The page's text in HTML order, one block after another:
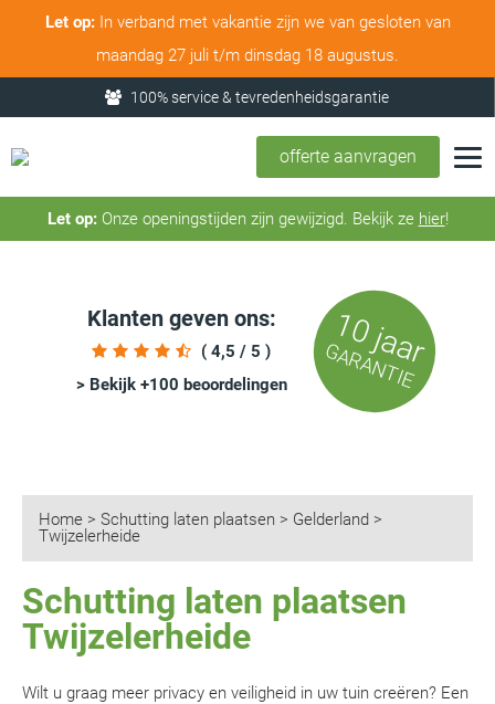
Let op:In verband met vakantie zijn we van gesloten van
maandag 27 juli t/m dinsdag 18 augustus.
Nederland & België
offerte aanvragen
Let op:Onze openingstijden zijn gewijzigd. Bekijk ze hier!
Klanten geven ons:
( 4,5 / 5 )
> Bekijk +100 beoordelingen
10 jaar
GARANTIE
Home > Schutting laten plaatsen > Gelderland >
Twijzelerheide
Schutting laten plaatsen
Twijzelerheide
Wilt u graag meer privacy en veiligheid in uw tuin creëren? Een